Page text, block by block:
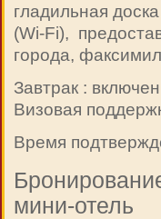
гладильная
(Wi-Fi),
города,
Завтрак : включен
Визовая
Время
мини-отель